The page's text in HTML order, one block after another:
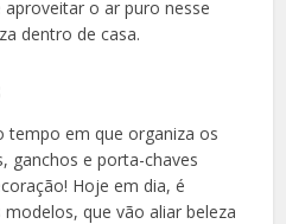
o ar puro nesse
dentro de casa.
tempo em que organiza os
ganchos e porta-chaves
Hoje em dia, é
que vão aliar beleza